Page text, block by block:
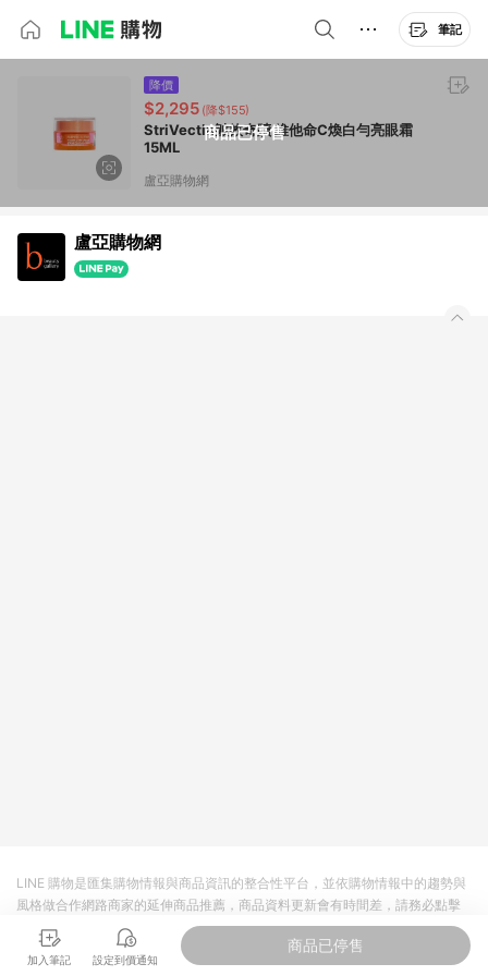
筆記
商品已停售
降價
$2,295 (降$155)
StriVectin皺效奇蹟 維他命C煥白勻亮眼霜
15ML
盧亞購物網
盧亞購物網
加入筆記 設定到價通知
商品已停售
LINE 購物是匯集購物情報與商品資訊的整合性平台，並依購物情報中的趨勢與
風格做合作網路商家的延伸商品推薦，商品資料更新會有時間差，請務必點擊
商品至各合作網路商家，確認現售價與購物條件，一切資訊以合作廠商網頁為
準。